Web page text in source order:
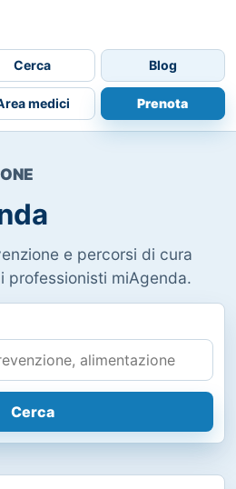
Cerca Blog
medici Prenota
e percorsi di cura
professionisti miAgenda.
Cerca